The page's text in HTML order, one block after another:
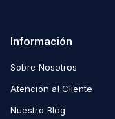
Información
Sobre Nosotros
Atención al Cliente
Nuestro Blog